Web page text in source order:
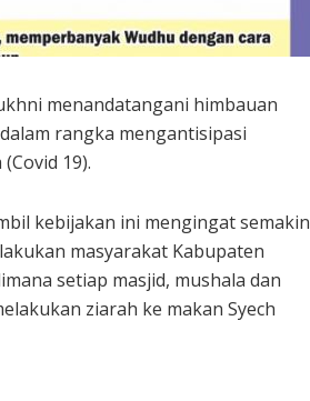
menandatangani himbauan
rangka mengantisipasi
19).
kebijakan ini mengingat semakin
masyarakat Kabupaten
setiap masjid, mushala dan
ziarah ke makan Syech